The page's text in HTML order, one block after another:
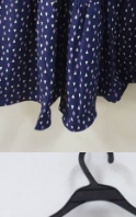
。
帳號或使用他人資訊
將有權停止該用戶之